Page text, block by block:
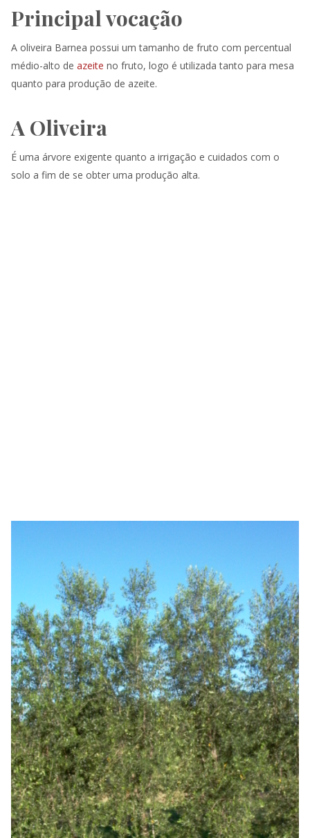
Principal vocação
A oliveira Barnea possui um tamanho de fruto com percentual
médio-alto de azeite no fruto, logo é utilizada tanto para mesa
quanto para produção de azeite.
A Oliveira
É uma árvore exigente quanto a irrigação e cuidados com o
solo a fim de se obter uma produção alta.